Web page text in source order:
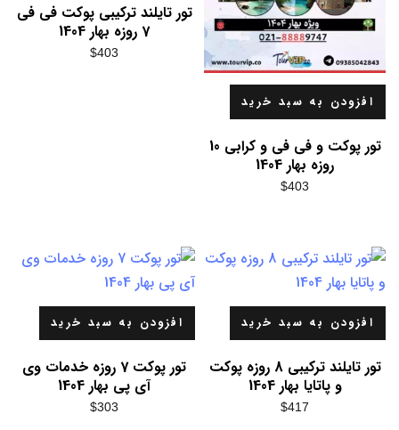
افزودن به سبد خرید
تور پوکت و فی فی و کرابی 10
روزه بهار 1404
$403
تور تایلند ترکیبی پوکت فی فی
7 روزه بهار 1404
$403
افزودن به سبد خرید
تور تایلند ترکیبی 8 روزه پوکت
و پاتایا بهار 1404
$417
افزودن به سبد خرید
تور پوکت 7 روزه خدمات وی
آی پی بهار 1404
$303